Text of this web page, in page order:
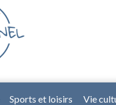
Sports et loisirs Vie